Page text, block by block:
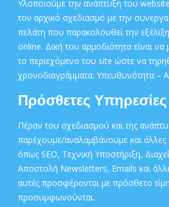
Υλοποιούμε την ανάπτυξη του
τον αρχικό σχεδιασμό με την
πελάτη που παρακολουθεί την εξέλιξη
online. Δική του αρμοδιότητα είναι
το περιεχόμενο του site ώστε να
χρονοδιαγράμματα. Υπευθυνότητα –
Πρόσθετες Υπηρεσίες
Πέραν του σχεδιασμού και της
παρέχουμε/αναλαμβάνουμε και άλλες
όπως SEO, Τεχνική Υποστήριξη,
Αποστολή Newsletters, Εmails και
αυτές προσφέρονται με πρόσθετο
προσυμφωνούνται.